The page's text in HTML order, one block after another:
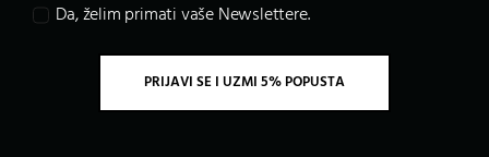
Da, želim primati vaše Newslettere.
PRIJAVI SE I UZMI 5% POPUSTA